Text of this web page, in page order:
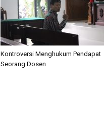
Kontroversi Menghukum Pendapat
Seorang Dosen